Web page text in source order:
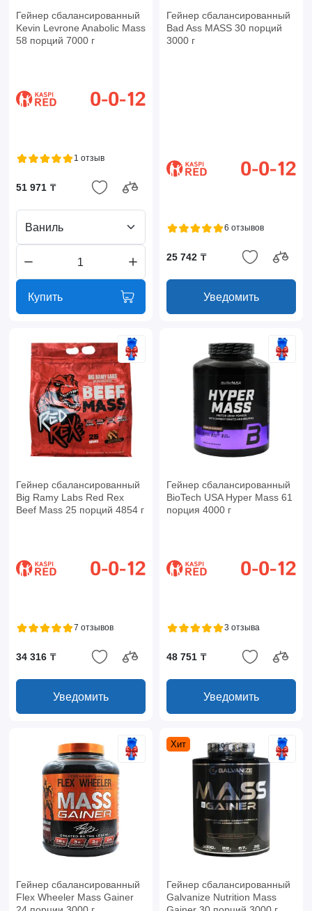
Гейнер сбалансированный
Kevin Levrone Anabolic Mass
58 порций 7000 г
1 отзыв
51 971 ₸
Ваниль
Купить
Гейнер сбалансированный
Bad Ass MASS 30 порций
3000 г
6 отзывов
25 742 ₸
Уведомить
Гейнер сбалансированный
Big Ramy Labs Red Rex
Beef Mass 25 порций 4854 г
7 отзывов
34 316 ₸
Уведомить
Гейнер сбалансированный
BioTech USA Hyper Mass 61
порция 4000 г
3 отзыва
48 751 ₸
Уведомить
Гейнер сбалансированный
Flex Wheeler Mass Gainer
Хит
Гейнер сбалансированный
Galvanize Nutrition Mass